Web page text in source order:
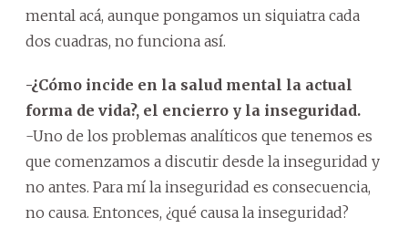
mental acá, aunque pongamos un siquiatra cada
dos cuadras, no funciona así.
-¿Cómo incide en la salud mental la actual
forma de vida?, el encierro y la inseguridad.
-Uno de los problemas analíticos que tenemos es
que comenzamos a discutir desde la inseguridad y
no antes. Para mí la inseguridad es consecuencia,
no causa. Entonces, ¿qué causa la inseguridad?